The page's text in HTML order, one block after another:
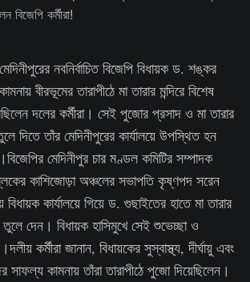
নবনির্বাচিত বিজেপি বিধায়ক ড. শঙ্কর
বীরভূমের তারাপীঠে মা তারার মন্দিরে বিশেষ
দলের কর্মীরা। সেই পুজোর প্রসাদ ও মা তারার
দিতে তাঁর মেদিনীপুরের কার্যালয়ে উপস্থিত হন
মেদিনীপুর চার মণ্ডল কমিটির সম্পাদক
কাশিজোড়া অঞ্চলের সভাপতি কৃষ্ণপদ সরেন
বিধায়ক কার্যালয়ে গিয়ে ড. গুছাইতের হাতে মা তারার
দেন। বিধায়ক হাসিমুখে সেই শুভেচ্ছা ও
কর্মীরা জানান, বিধায়কের সুস্বাস্থ্য, দীর্ঘায়ু এবং
কামনায় তাঁরা তারাপীঠে পুজো দিয়েছিলেন।